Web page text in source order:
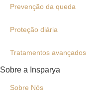
Prevenção da queda
Proteção diária
Tratamentos avançados
Sobre a Insparya
Sobre Nós